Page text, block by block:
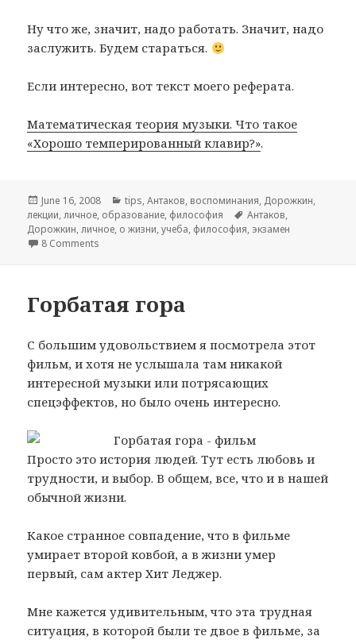
Ну что же, значит, надо работать. Значит, надо
заслужить. Будем стараться.
Если интересно, вот текст моего реферата.
Математическая теория музыки. Что такое
«Хорошо темперированный клавир?».
Posted
on
June 16, 2008 Categories
tips,Антаков, воспоминания, Дорожкин,
лекции,личное, образование, философия Tags
Антаков,
Дорожкин,личное, о жизни,учеба, философия, экзамен
8 Comments
Горбатая гора
С большим удовольствием я посмотрела этот
фильм, и хотя не услышала там никакой
интересной музыки или потрясающих
спецэффектов, но было очень интересно.
Просто это история людей. Тут есть любовь и
трудности, и выбор. В общем, все, что и в нашей
обычной жизни.
Какое странное совпадение, что в фильме
умирает второй ковбой, а в жизни умер
первый, сам актер Хит Леджер.
Мне кажется удивительным, что эта трудная
ситуация, в которой были те двое в фильме, за